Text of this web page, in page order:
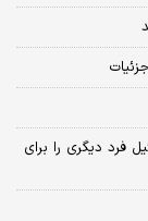
۵۶ درصد در اسرائیل فرد دیگری را برای